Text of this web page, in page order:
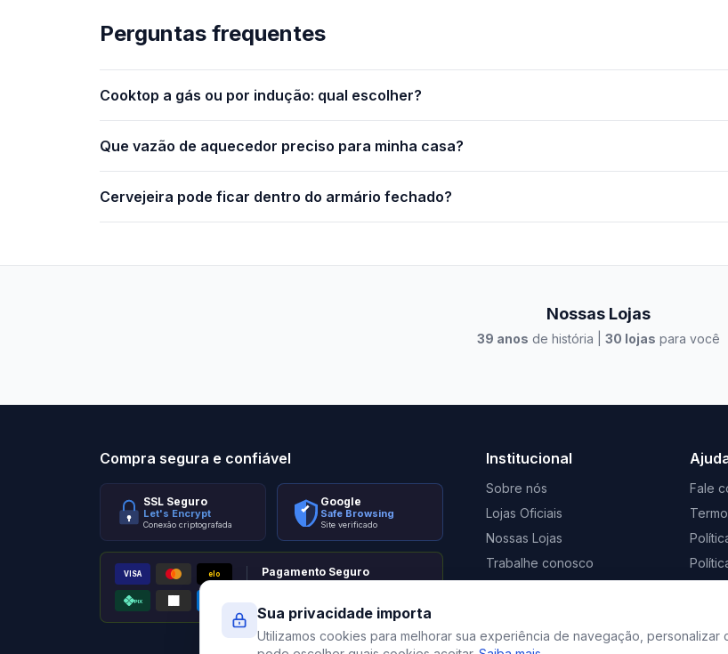
Perguntas frequentes
Cooktop a gás ou por indução: qual escolher?
Que vazão de aquecedor preciso para minha casa?
Cervejeira pode ficar dentro do armário fechado?
Nossas Lojas
39 anos de história | 30 lojas para você
Elevato Xangri-Lá
Compra segura e confiável
SSL Seguro
Let's Encrypt
Conexão criptografada
Google
Safe Browsing
Site verificado
VISA elo
PIX
Pagamento Seguro
Institucional
Sobre nós
Lojas Oficiais
Nossas Lojas
Trabalhe conosco
Fale
Sua privacidade importa
Utilizamos cookies para melhorar sua experiência de navegação,